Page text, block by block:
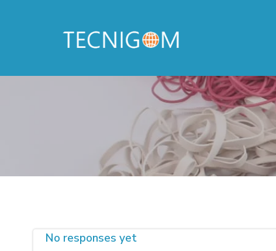
No responses yet